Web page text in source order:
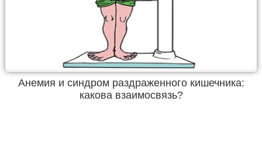
Анемия и синдром раздраженного кишечника:
какова взаимосвязь?